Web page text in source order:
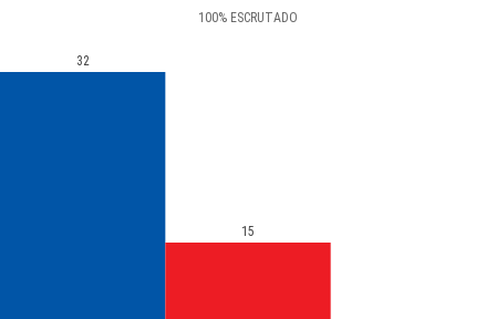
100% ESCRUTADO
32
15